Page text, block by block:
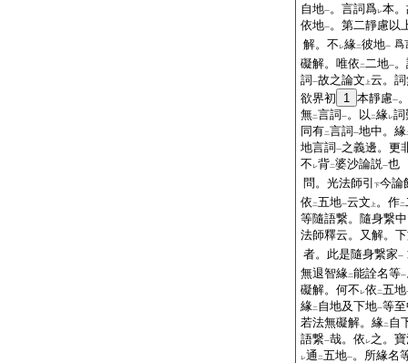
自地一。言詞爲レ本
依地一。第二靜慮以
解。不 レ緣二彼地一 爲
礙解。唯依 二二地一
詞 一故之論文 上云。
欲界初
1 本靜慮一
無二言詞 一。以 二緣レ詞
同有二言詞 一地中。緣
地言詞 一之義邊。更
不 レ背二婆沙論説一也
問。光法師引
下今論
依 二五地一云文 上 。作二
等隨語繋。隨身繋
法師釋云。又解。
者。此是隨身繋家一
無退智緣二能詮名等一
礙解。何不 レ依 二五地
緣二 自地及下地一等
若法無礙解。緣二 自
語繋一哉。依 レ之。
レ通 二五地一。所緣名